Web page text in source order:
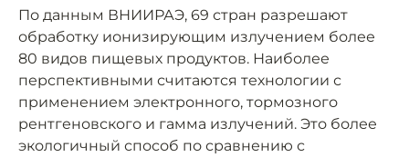
По данным ВНИИРАЭ, 69 стран разрешают
обработку ионизирующим излучением более
80 видов пищевых продуктов. Наиболее
перспективными считаются технологии с
применением электронного, тормозного
рентгеновского и гамма излучений. Это более
экологичный способ по сравнению с